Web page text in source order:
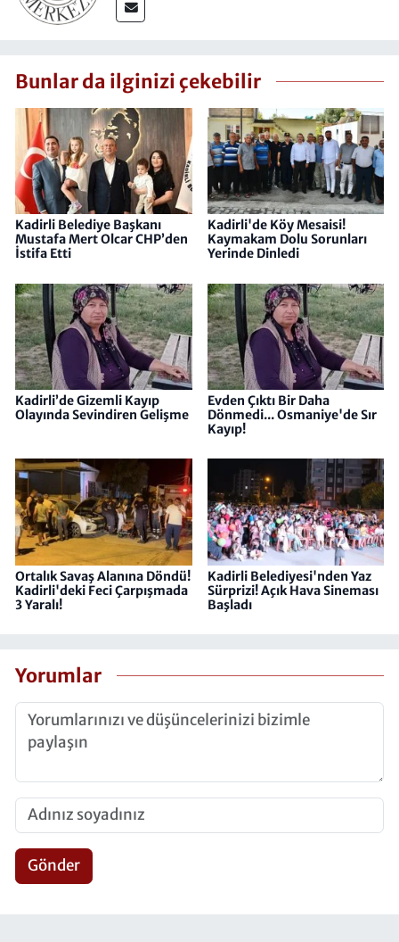
Bunlar da ilginizi çekebilir
Kadirli Belediye Başkanı
Mustafa Mert Olcar CHP’den
İstifa Etti
Kadirli'de Köy Mesaisi!
Kaymakam Dolu Sorunları
Yerinde Dinledi
Kadirli’de Gizemli Kayıp
Olayında Sevindiren Gelişme
Evden Çıktı Bir Daha
Dönmedi... Osmaniye'de Sır
Kayıp!
Ortalık Savaş Alanına Döndü!
Kadirli'deki Feci Çarpışmada
3 Yaralı!
Kadirli Belediyesi'nden Yaz
Sürprizi! Açık Hava Sineması
Başladı
Yorumlar
Gönder